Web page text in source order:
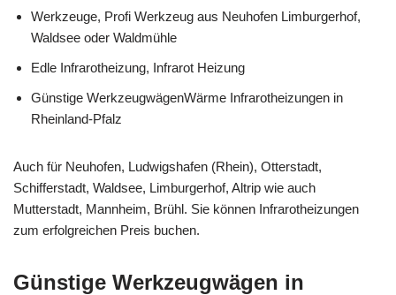
Werkzeuge, Profi Werkzeug aus Neuhofen Limburgerhof,
Waldsee oder Waldmühle
Edle Infrarotheizung, Infrarot Heizung
Günstige WerkzeugwägenWärme Infrarotheizungen in
Rheinland-Pfalz
Auch für Neuhofen, Ludwigshafen (Rhein), Otterstadt,
Schifferstadt, Waldsee, Limburgerhof, Altrip wie auch
Mutterstadt, Mannheim, Brühl. Sie können Infrarotheizungen
zum erfolgreichen Preis buchen.
Günstige Werkzeugwägen in